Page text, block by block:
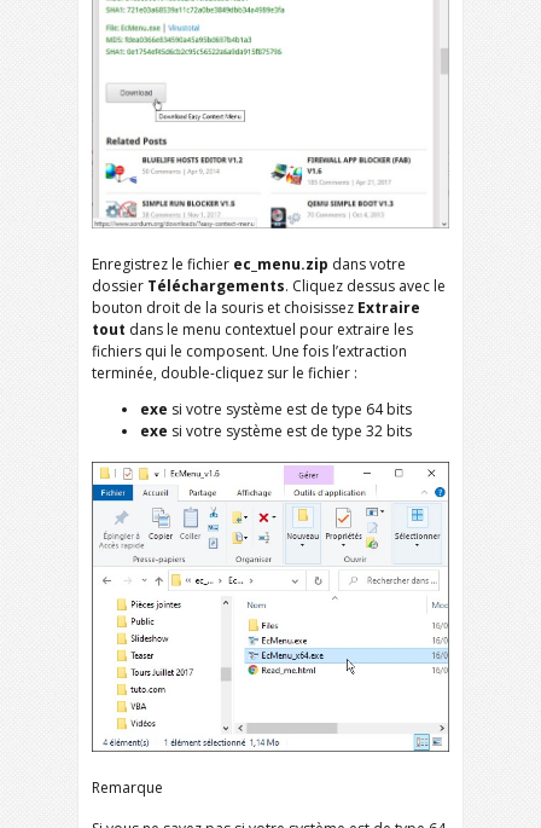
Enregistrez le fichier ec_menu.zip dans votre
dossier Téléchargements. Cliquez dessus avec le
bouton droit de la souris et choisissez Extraire
tout dans le menu contextuel pour extraire les
fichiers qui le composent. Une fois l’extraction
terminée, double-cliquez sur le fichier :
exe si votre système est de type 64 bits
exe si votre système est de type 32 bits
Remarque